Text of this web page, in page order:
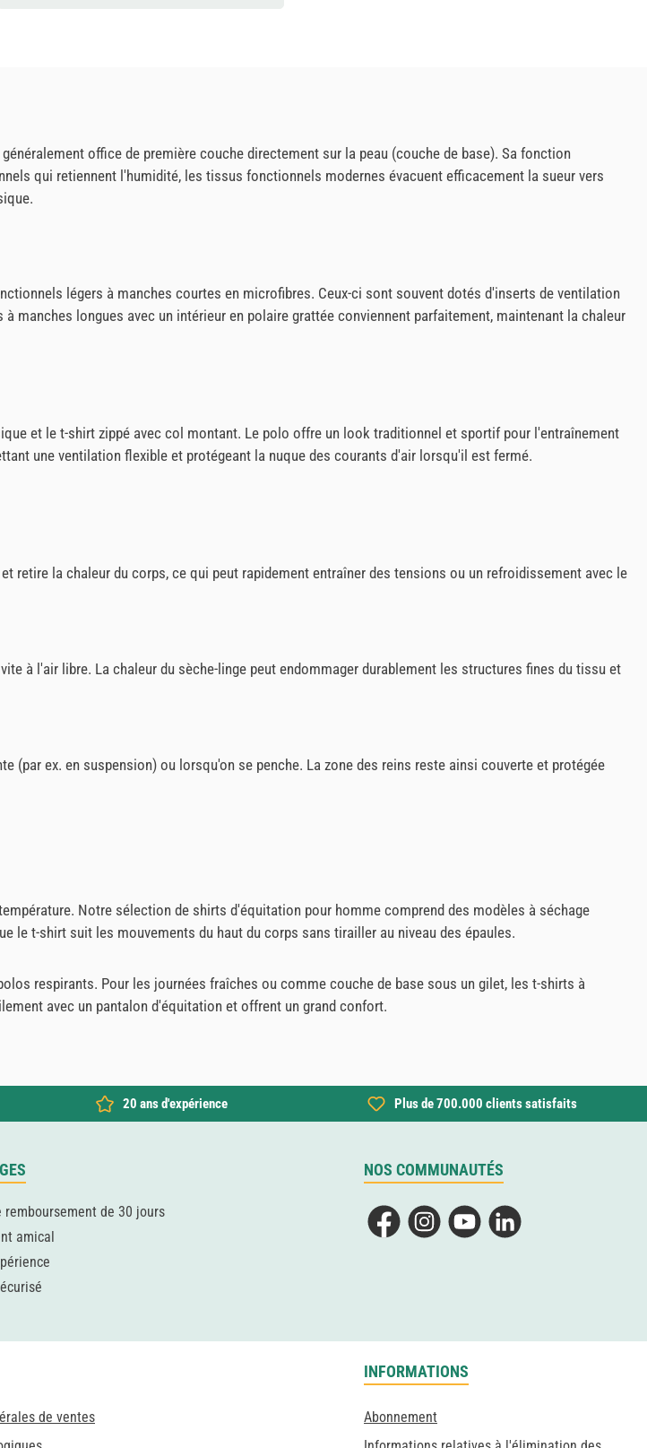
office de première couche directement sur la peau (couche de base). Sa fonction
qui retiennent l'humidité, les tissus fonctionnels modernes évacuent efficacement la sueur vers
légers à manches courtes en microfibres. Ceux-ci sont souvent dotés d'inserts de ventilation
longues avec un intérieur en polaire grattée conviennent parfaitement, maintenant la chaleur
et le t-shirt zippé avec col montant. Le polo offre un look traditionnel et sportif pour l'entraînement
une ventilation flexible et protégeant la nuque des courants d'air lorsqu'il est fermé.
retire la chaleur du corps, ce qui peut rapidement entraîner des tensions ou un refroidissement avec le
à l'air libre. La chaleur du sèche-linge peut endommager durablement les structures fines du tissu et
ex. en suspension) ou lorsqu'on se penche. La zone des reins reste ainsi couverte et protégée
Notre sélection de shirts d'équitation pour homme comprend des modèles à séchage
le t-shirt suit les mouvements du haut du corps sans tirailler au niveau des épaules.
respirants. Pour les journées fraîches ou comme couche de base sous un gilet, les t-shirts à
avec un pantalon d'équitation et offrent un grand confort.
20 ans d'expérience Plus de 700.000 clients satisfaits
remboursement de 30 jours
amical
NOS COMMUNAUTÉS
FacebookInstagramYouTubeLinkedIn
de ventes
INFORMATIONS
Abonnement